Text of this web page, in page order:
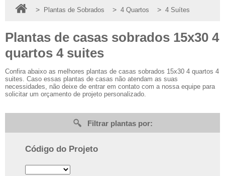
> Plantas de Sobrados > 4 Quartos > 4 Suítes
Plantas de casas sobrados 15x30 4
quartos 4 suites
Confira abaixo as melhores plantas de casas sobrados 15x30 4 quartos 4
suites. Caso essas plantas de casas não atendam as suas
necessidades, não deixe de entrar em contato com a nossa equipe para
solicitar um orçamento de projeto personalizado.
Filtrar plantas por:
Código do Projeto